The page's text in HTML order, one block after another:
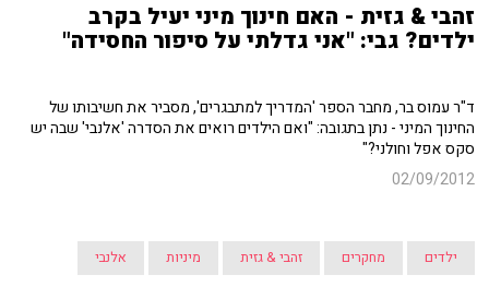
זהבי & גזית - האם חינוך מיני יעיל בקרב
ילדים? גבי: "אני גדלתי על סיפור החסידה"
ד"ר עמוס בר, מחבר הספר 'המדריך למתבגרים', מסביר את חשיבותו של
החינוך המיני - נתן בתגובה: "ואם הילדים רואים את הסדרה 'אלנבי' שבה יש
סקס אפל וחולני?"
02/09/2012
ילדים מחקרים זהבי & גזית מיניות אלנבי